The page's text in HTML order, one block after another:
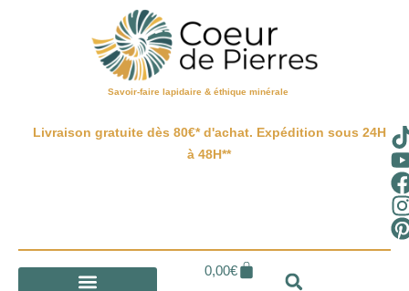
Savoir-faire lapidaire & éthique minérale
Livraison gratuite dès 80€* d'achat. Expédition sous 24H
à 48H**
0,00€